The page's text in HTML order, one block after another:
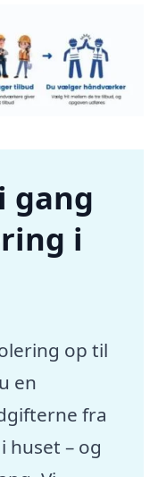
gang
i
op til
en
fra
huset – og